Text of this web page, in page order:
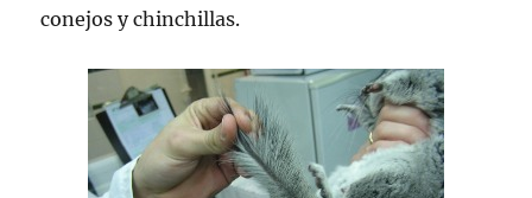
conejos y chinchillas.